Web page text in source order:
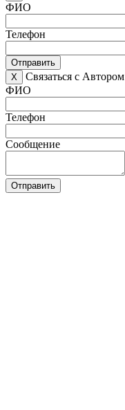
ФИО
Телефон
Отправить
X
Связаться с Автором
ФИО
Телефон
Сообщение
Отправить